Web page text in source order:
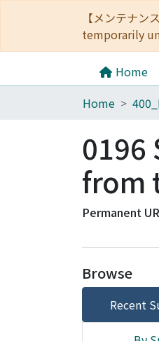
【メンテナ
temporarily
Home
Home
0196
from
Permanent
Browse
Recent